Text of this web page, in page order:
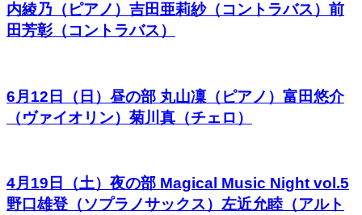
内綾乃（ピアノ）吉田亜莉紗（コントラバス）前
田芳彰（コントラバス）
6月12日（日）昼の部 丸山凜（ピアノ）富田悠介
（ヴァイオリン）菊川真（チェロ）
4月19日（土）夜の部 Magical Music Night vol.5
野口雄登（ソプラノサックス）左近允睦（アルト